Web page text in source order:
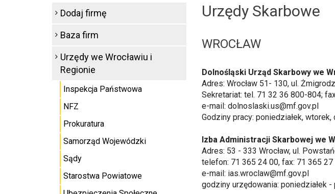
Urzędy Skarbowe
WROCŁAW
Dolnośląski Urząd Skarbowy we
Adres: Wrocław 51- 130, ul.
Sekretariat: tel. 71 32 36 800-804;
e-mail: dolnoslaski.us@mf.gov.pl
Godziny pracy: poniedziałek,
Izba Administracji Skarbowej we
Adres: 53 - 333 Wrocław, ul.
telefon: 71 365 24 00, fax: 71 365 27
e-mail: ias.wroclaw@mf.gov.pl
godziny urzędowania: poniedziałek
Dodaj firmę
Baza firm
Urzędy we Wrocławiu i
Regionie
Inspekcja Państwowa
NFZ
Prokuratura
Samorząd Wojewódzki
Sądy
Starostwa Powiatowe